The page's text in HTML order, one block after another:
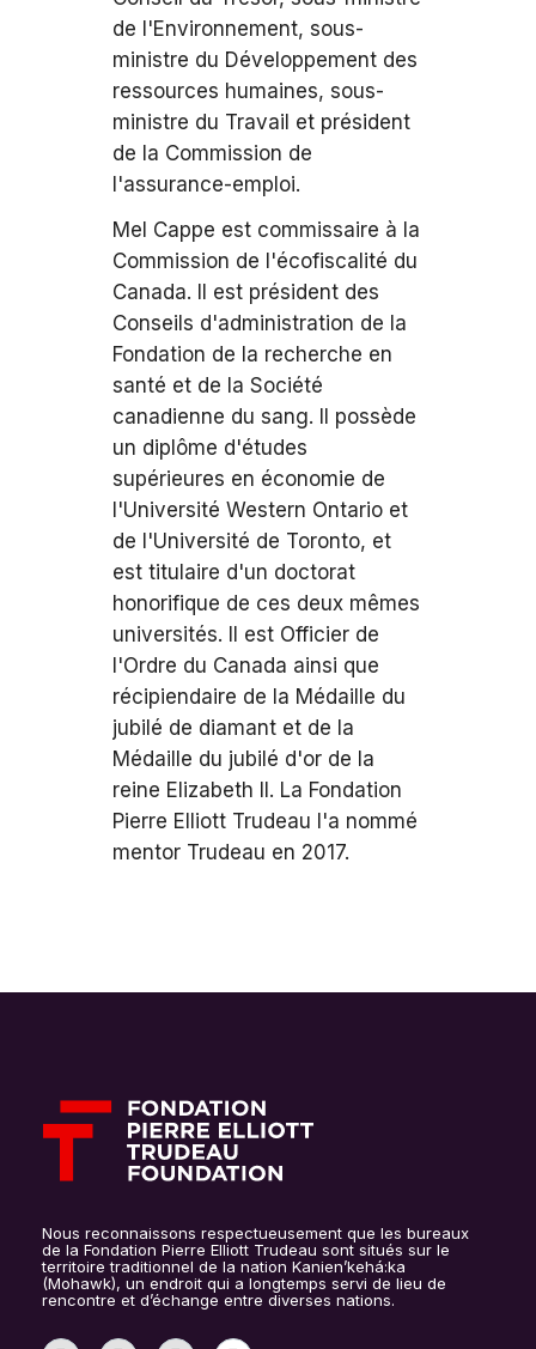
de l'Environnement, sous-
ministre du Développement des
ressources humaines, sous-
ministre du Travail et président
de la Commission de
l'assurance-emploi.
Mel Cappe est commissaire à la
Commission de l'écofiscalité du
Canada. Il est président des
Conseils d'administration de la
Fondation de la recherche en
santé et de la Société
canadienne du sang. Il possède
un diplôme d'études
supérieures en économie de
l'Université Western Ontario et
de l'Université de Toronto, et
est titulaire d'un doctorat
honorifique de ces deux mêmes
universités. Il est Officier de
l'Ordre du Canada ainsi que
récipiendaire de la Médaille du
jubilé de diamant et de la
Médaille du jubilé d'or de la
reine Elizabeth II. La Fondation
Pierre Elliott Trudeau l'a nommé
mentor Trudeau en 2017.
Nous reconnaissons respectueusement que les bureaux
de la Fondation Pierre Elliott Trudeau sont situés sur le
territoire traditionnel de la nation Kanien’kehá:ka
(Mohawk), un endroit qui a longtemps servi de lieu de
rencontre et d’échange entre diverses nations.